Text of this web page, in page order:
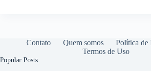
Contato Quem somos
Política de
Termos de Uso
Popular Posts